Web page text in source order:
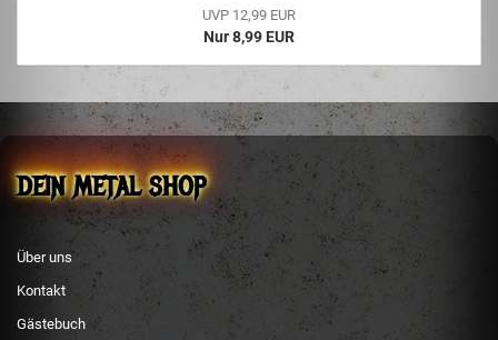
UVP 12,99 EUR
Nur 8,99 EUR
DEIN METAL SHOP
Über uns
Kontakt
Gästebuch